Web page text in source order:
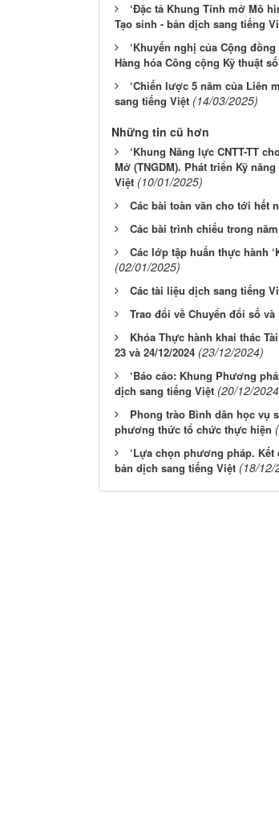
‘Đặc tả Khung Tính mở Mô
Tạo sinh - bản dịch sang tiếng
‘Khuyến nghị của Cộng
Hàng hóa Công cộng Kỹ thuật
‘Chiến lược 5 năm của Liên
sang tiếng Việt (14/03/2025)
Những tin cũ hơn
‘Khung Năng lực CNTT-TT
Mở (TNGDM). Phát triển Kỹ
Việt (10/01/2025)
Các bài toàn văn cho tới hết
Các bài trình chiếu trong năm
Các lớp tập huấn thực hành
(02/01/2025)
Các tài liệu dịch sang tiếng
Trao đổi về Chuyển đổi số
Khóa Thực hành khai thác
23 và 24/12/2024 (23/12/2024)
‘Báo cáo: Khung Phương
dịch sang tiếng Việt (20/12/
Phong trào Bình dân học vụ
phương thức tổ chức thực hiện
‘Lựa chọn phương pháp. Kết
bản dịch sang tiếng Việt (18/12/